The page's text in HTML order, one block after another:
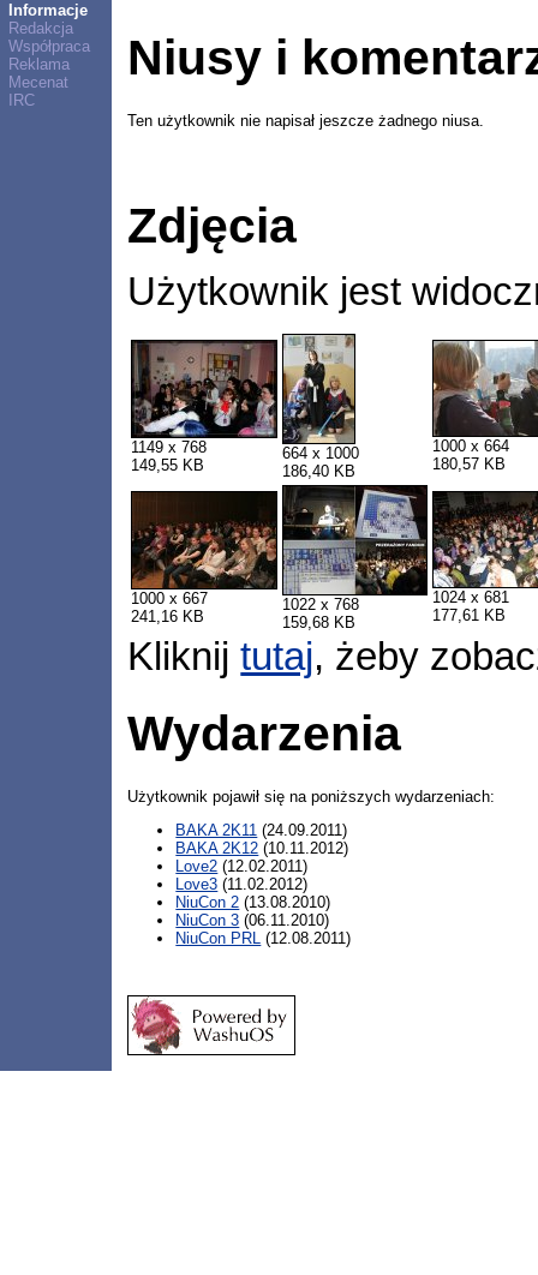
Informacje
Redakcja
Współpraca
Reklama
Mecenat
IRC
Niusy i
Ten użytkownik nie napisał jeszcze żadnego niusa.
Zdjęcia
Użytkownik jest
1149 x 768
149,55 KB
664 x 1000
186,40 KB
1000 x 664
180,57 KB
1000 x 667
241,16 KB
1022 x 768
159,68 KB
1024 x 681
177,61 KB
Kliknijtutaj, żeby
Wydarzenia
Użytkownik pojawił się na poniższych wydarzeniach:
BAKA 2K11 (24.09.2011)
BAKA 2K12 (10.11.2012)
Love2 (12.02.2011)
Love3 (11.02.2012)
NiuCon 2 (13.08.2010)
NiuCon 3 (06.11.2010)
NiuCon PRL (12.08.2011)